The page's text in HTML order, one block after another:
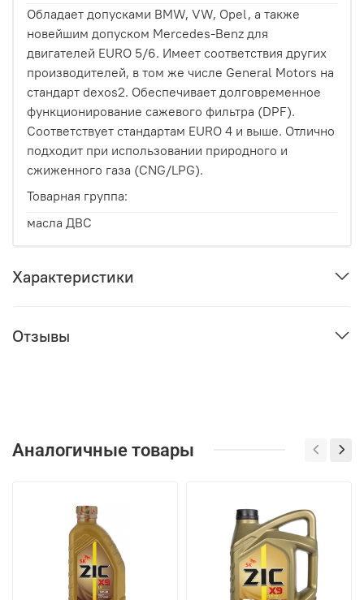
Обладает допусками BMW, VW, Opel, а также
новейшим допуском Mercedes-Benz для
двигателей EURO 5/6. Имеет соответствия других
производителей, в том же числе General Motors на
стандарт dexos2. Обеспечивает долговременное
функционирование сажевого фильтра (DPF).
Соответствует стандартам EURO 4 и выше. Отлично
подходит при использовании природного и
сжиженного газа (CNG/LPG).
Товарная группа:
масла ДВС
Характеристики
Отзывы
Аналогичные товары